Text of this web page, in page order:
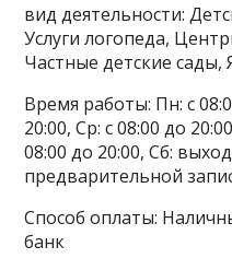
вид деятельности:
Услуги логопеда,
Частные детские
Время работы: Пн: с
20:00, Ср: с 08:00 до
08:00 до 20:00, Сб:
предварительной
Способ оплаты:
банк